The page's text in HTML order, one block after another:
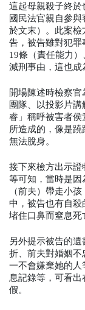
這起母親殺子終於
國民法官親自參
於文末）。此案檢
告，被告雖對犯
19條（責任能力
減刑事由，這也成
開場陳述時檢察
團隊、以投影片
睿」稱呼被害者侯
所造成的，像是
無法脫身。
接下來檢方出示
等可知，當時是因
（前夫）帶走小
中，被告也有自殺
堵住口鼻而窒息死
另外提示被告的
折、前夫對婚姻
一不會嫌棄她的
息記錄等，可看
假。